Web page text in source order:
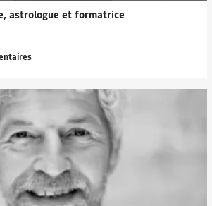
astrologue et formatrice